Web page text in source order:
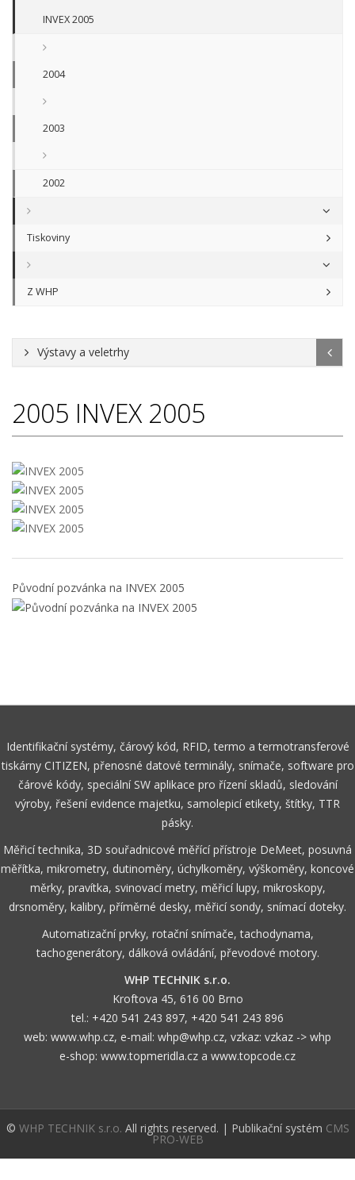
INVEX 2005
2004
2003
2002
Tiskoviny
Z WHP
Výstavy a veletrhy
2005 INVEX 2005
Původní pozvánka na INVEX 2005
Identifikační systémy, čárový kód, RFID, termo a termotransferové
tiskárny CITIZEN, přenosné datové terminály, snímače, software pro
čárové kódy, speciální SW aplikace pro řízení skladů, sledování
výroby, řešení evidence majetku, samolepicí etikety, štítky, TTR
pásky.
Měřicí technika, 3D souřadnicové měřící přístroje DeMeet, posuvná
měřítka, mikrometry, dutinoměry, úchylkoměry, výškoměry, koncové
měrky, pravítka, svinovací metry, měřicí lupy, mikroskopy,
drsnoměry, kalibry, příměrné desky, měřicí sondy, snímací doteky.
Automatizační prvky, rotační snímače, tachodynama,
tachogenerátory, dálková ovládání, převodové motory.
WHP TECHNIK s.r.o.
Kroftova 45, 616 00 Brno
tel.: +420 541 243 897, +420 541 243 896
web: www.whp.cz, e-mail: whp@whp.cz, vzkaz: vzkaz -> whp
e-shop: www.topmeridla.cz a www.topcode.cz
© WHP TECHNIK s.r.o. All rights reserved. | Publikační systém CMS
PRO-WEB